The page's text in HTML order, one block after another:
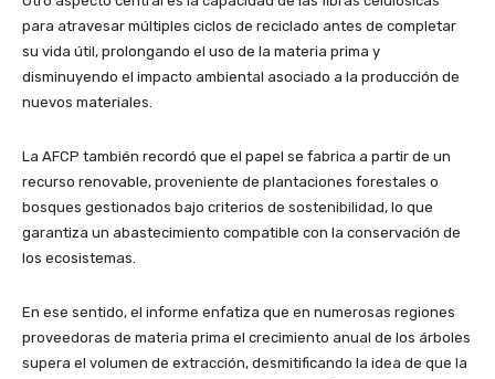
para atravesar múltiples ciclos de reciclado antes de completar
su vida útil, prolongando el uso de la materia prima y
disminuyendo el impacto ambiental asociado a la producción de
nuevos materiales.
La AFCP también recordó que el papel se fabrica a partir de un
recurso renovable, proveniente de plantaciones forestales o
bosques gestionados bajo criterios de sostenibilidad, lo que
garantiza un abastecimiento compatible con la conservación de
los ecosistemas.
En ese sentido, el informe enfatiza que en numerosas regiones
proveedoras de materia prima el crecimiento anual de los árboles
supera el volumen de extracción, desmitificando la idea de que la